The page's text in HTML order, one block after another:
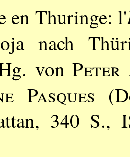
en Thuringe: l'
nach
von Peter
Pasques
340 S.,